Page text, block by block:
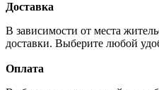
Доставка
В зависимости от места
доставки. Выберите любой
Оплата